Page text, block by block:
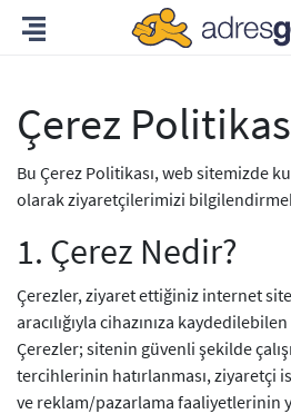
Çerez
Bu Çerez Politikası, web sitemizde
olarak ziyaretçilerimizi bilgilendirmek
1. Çerez Nedir?
Çerezler, ziyaret ettiğiniz internet
aracılığıyla cihazınıza
Çerezler; sitenin güvenli şekilde
tercihlerinin hatırlanması, ziyaretçi
ve reklam/pazarlama faaliyetlerinin